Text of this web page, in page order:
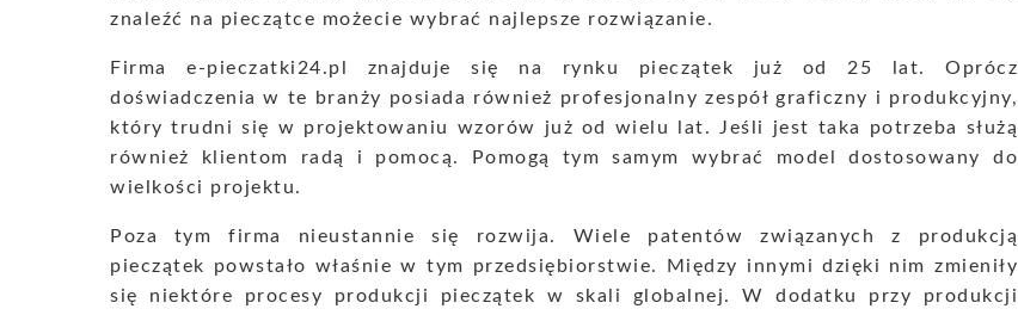
znaleźć na pieczątce możecie wybrać najlepsze rozwiązanie.
Firma e-pieczatki24.pl znajduje się na rynku pieczątek już od 25 lat. Oprócz
doświadczenia w te branży posiada również profesjonalny zespół graficzny i produkcyjny,
który trudni się w projektowaniu wzorów już od wielu lat. Jeśli jest taka potrzeba służą
również klientom radą i pomocą. Pomogą tym samym wybrać model dostosowany do
wielkości projektu.
Poza tym firma nieustannie się rozwija. Wiele patentów związanych z produkcją
pieczątek powstało właśnie w tym przedsiębiorstwie. Między innymi dzięki nim zmieniły
się niektóre procesy produkcji pieczątek w skali globalnej. W dodatku przy produkcji